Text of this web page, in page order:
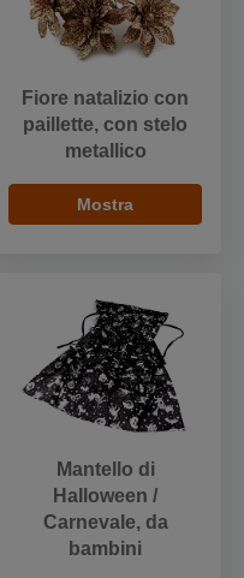
Fiore natalizio con
paillette, con stelo
metallico
Mostra
Mantello di
Halloween /
Carnevale, da
bambini